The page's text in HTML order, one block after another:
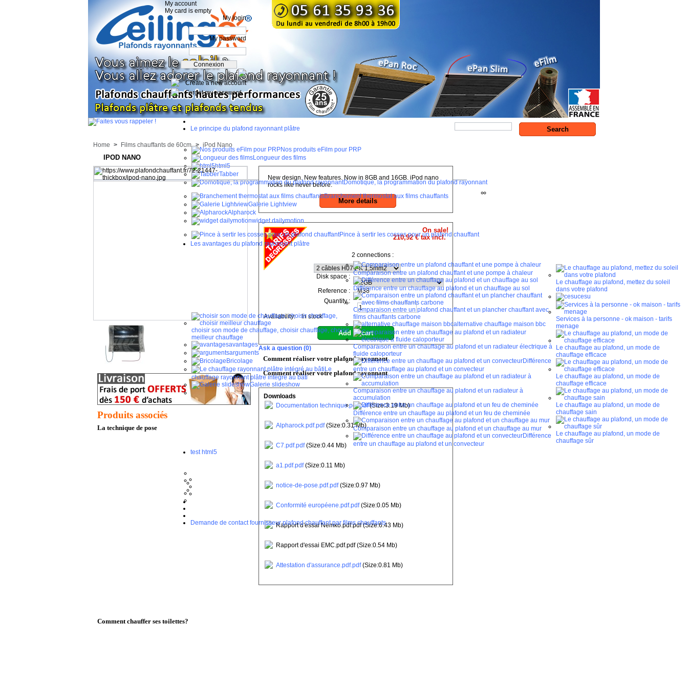
My account
My card is empty
My login
My password
Create a new account
Forgot my password
Le principe du plafond rayonnant plâtre
Nos produits eFilm pour PRP
Longueur des films
html5
Tabber
Domotique, la programmation du plafond rayonnant
Branchement thermostat aux films chauffants
Galerie Lightview
Alpharock
widget dailymotion
Pince à sertir les cosses pour un plafond chauffant
Les avantages du plafond rayonnant plâtre
choisir son mode de chauffage, choisir chauffage, choisir
meilleur chauffage
avantages
arguments
Bricolage
Le
chauffage rayonnant plâtre intégré au bâti
Galerie slideshow
Comparaison entre un plafond chauffant et une pompe à chaleur
Différence entre un chauffage au plafond et un chauffage au sol
Comparaison entre un plafond chauffant et un plancher chauffant avec
films chauffants carbone
alternative chauffage maison bbc
Comparaison entre un chauffage au plafond et un radiateur électrique à
fluide caloporteur
Différence
entre un chauffage au plafond et un convecteur
Comparaison entre un chauffage au plafond et un radiateur à
accumulation
Différence entre un chauffage au plafond et un feu de cheminée
Comparaison entre un chauffage au plafond et un chauffage au mur
Différence
entre un chauffage au plafond et un convecteur
Le chauffage au plafond, mettez du soleil
dans votre plafond
cesu
Services à la personne - ok maison - tarifs
menage
Le chauffage au plafond, un mode de
chauffage efficace
Le chauffage au plafond, un mode de
chauffage efficace
Le chauffage au plafond, un mode de
chauffage sain
Le chauffage au plafond, un mode de
chauffage sûr
test html5
Demande de contact fournisseur plafond chauffant par films chauffants
Home > Films chauffants de 60cm > iPod Nano
IPOD NANO
Produits associés
La technique de pose
Comment chauffer ses toilettes?
New design. New features. Now in 8GB and 16GB. iPod nano
rocks like never before.
More details
On sale!
210,92 €tax incl.
2 connections :
Disk space :
Reference :
M38
Quantity :
Availability: In stock
Ask a question(0)
Comment réaliser votre plafond rayonnant
Comment réaliser votre plafond rayonnant
Downloads
Documentation technique.pdf.pdf(Size:3.19 Mb)
Alpharock.pdf.pdf(Size:0.31 Mb)
C7.pdf.pdf(Size:0.44 Mb)
a1.pdf.pdf(Size:0.11 Mb)
notice-de-pose.pdf.pdf(Size:0.97 Mb)
Conformité européene.pdf.pdf(Size:0.05 Mb)
Rapport d'essai Nemko.pdf.pdf (Size:6.43 Mb)
Rapport d'essai EMC.pdf.pdf (Size:0.54 Mb)
Attestation d'assurance.pdf.pdf(Size:0.81 Mb)